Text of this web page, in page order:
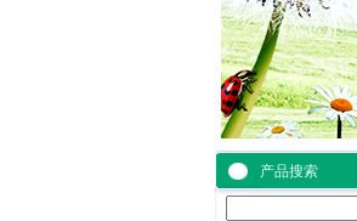
产品搜索